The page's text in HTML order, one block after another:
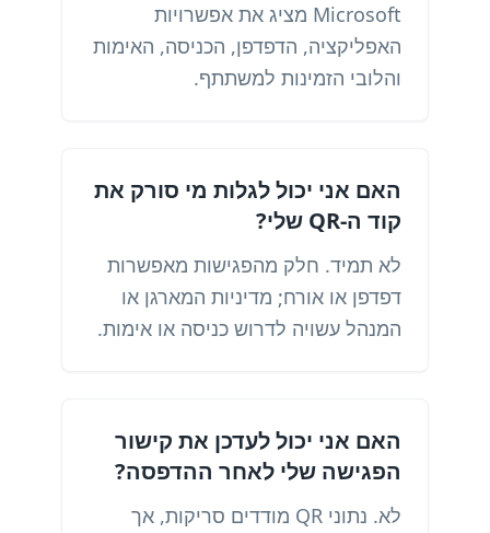
Microsoft מציג את אפשרויות
האפליקציה, הדפדפן, הכניסה, האימות
והלובי הזמינות למשתתף.
האם אני יכול לגלות מי סורק את
קוד ה-QR שלי?
לא תמיד. חלק מהפגישות מאפשרות
דפדפן או אורח; מדיניות המארגן או
המנהל עשויה לדרוש כניסה או אימות.
האם אני יכול לעדכן את קישור
הפגישה שלי לאחר ההדפסה?
לא. נתוני QR מודדים סריקות, אך